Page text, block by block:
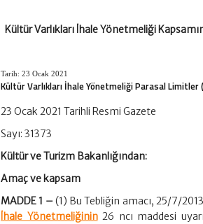
Kültür Varlıkları İhale Yönetmeliği
Tarih: 23 Ocak 2021
Kültür Varlıkları İhale Yönetmeliği Parasal Limitler
23 Ocak 2021 Tarihli Resmi Gazete
Sayı: 31373
Kültür ve Turizm Bakanlığından:
Amaç ve kapsam
MADDE 1 – (1) Bu Tebliğin amacı, 25/7/
İhale Yönetmeliğinin26 ncı maddesi